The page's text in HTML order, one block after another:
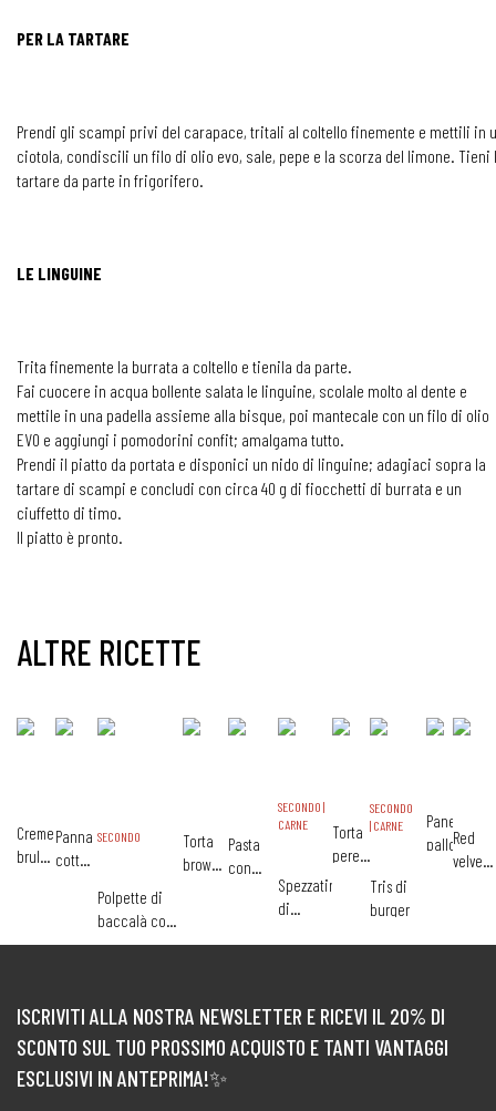
PER LA TARTARE
Prendi gli scampi privi del carapace, tritali al coltello finemente e mettili in
ciotola, condiscili un filo di olio evo, sale, pepe e la scorza del limone. Tieni
tartare da parte in frigorifero.
LE LINGUINE
Trita finemente la burrata a coltello e tienila da parte.
Fai cuocere in acqua bollente salata le linguine, scolale molto al dente e
mettile in una padella assieme alla bisque, poi mantecale con un filo di olio
EVO e aggiungi i pomodorini confit; amalgama tutto.
Prendi il piatto da portata e disponici un nido di linguine; adagiaci sopra la
tartare di scampi e concludi con circa 40 g di fiocchetti di burrata e un
ciuffetto di timo.
Il piatto è pronto.
ALTRE RICETTE
Creme
brulè
Panna
cotta
castagne
SECONDO
Polpette di
baccalà con
datterini e
Torta
brownies
Pasta
con
SECONDO |
CARNE
Spezzatino
di
Torta
pere
cioccolato
SECONDO
| CARNE
Tris di
burger
Pane
palloncino
Red
velvet
ISCRIVITI ALLA NOSTRA NEWSLETTER E RICEVI IL 20% DI
SCONTO SUL TUO PROSSIMO ACQUISTO E TANTI VANTAGGI
ESCLUSIVI IN ANTEPRIMA!✨